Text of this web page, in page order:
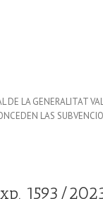
DE LA GENERALITAT
LAS
1593/